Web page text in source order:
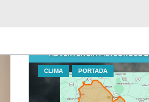
CLIMA PORTADA